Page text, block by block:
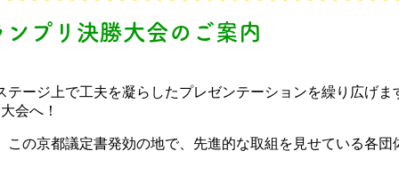
プリ決勝大会のご案内
テージ上で工夫を凝らしたプレゼンテーションを繰り広げ
会へ！
この京都議定書発効の地で、先進的な取組を見せている各